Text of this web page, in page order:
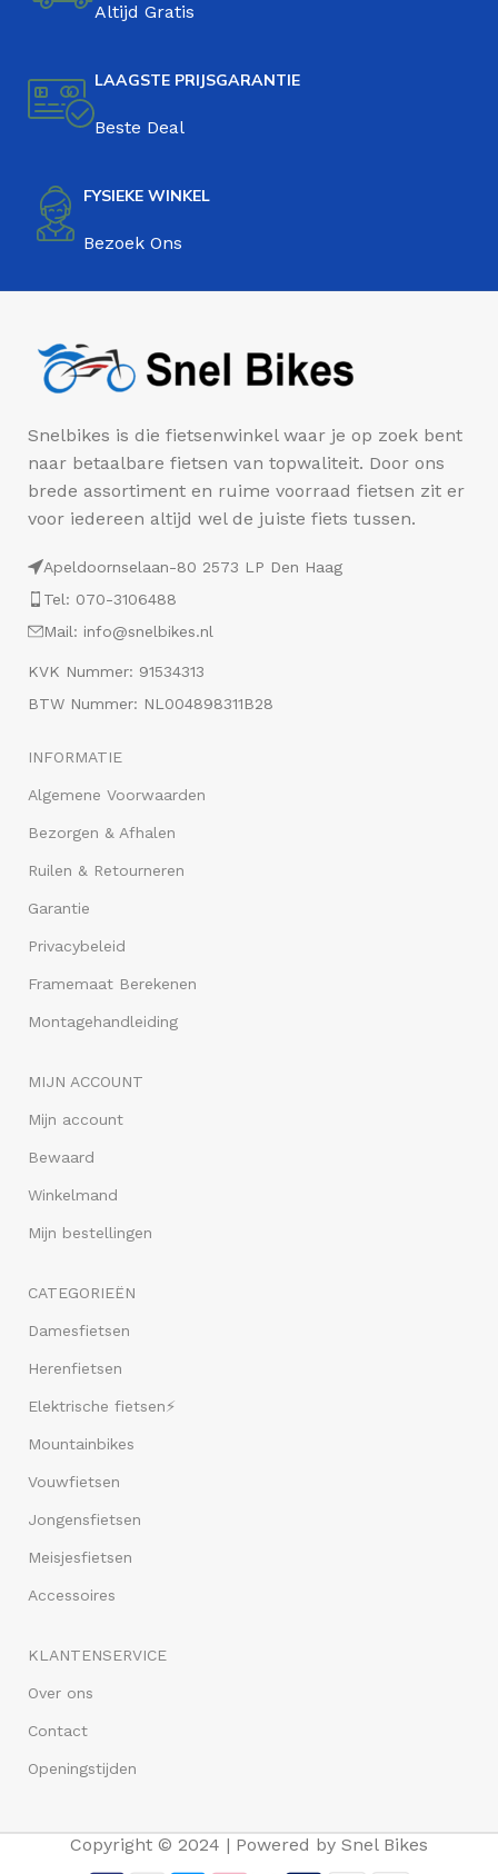
Altijd Gratis
LAAGSTE PRIJSGARANTIE
Beste Deal
FYSIEKE WINKEL
Bezoek Ons
Snelbikes is die fietsenwinkel waar je op zoek bent
naar betaalbare fietsen van topwaliteit. Door ons
brede assortiment en ruime voorraad fietsen zit er
voor iedereen altijd wel de juiste fiets tussen.
Apeldoornselaan-80 2573 LP Den Haag
Tel: 070-3106488
Mail: info@snelbikes.nl
KVK Nummer: 91534313
BTW Nummer: NL004898311B28
INFORMATIE
Algemene Voorwaarden
Bezorgen & Afhalen
Ruilen & Retourneren
Garantie
Privacybeleid
Framemaat Berekenen
Montagehandleiding
MIJN ACCOUNT
Mijn account
Bewaard
Winkelmand
Mijn bestellingen
CATEGORIEËN
Damesfietsen
Herenfietsen
Elektrische fietsen⚡
Mountainbikes
Vouwfietsen
Jongensfietsen
Meisjesfietsen
Accessoires
KLANTENSERVICE
Over ons
Contact
Openingstijden
Copyright © 2024 | Powered by Snel Bikes